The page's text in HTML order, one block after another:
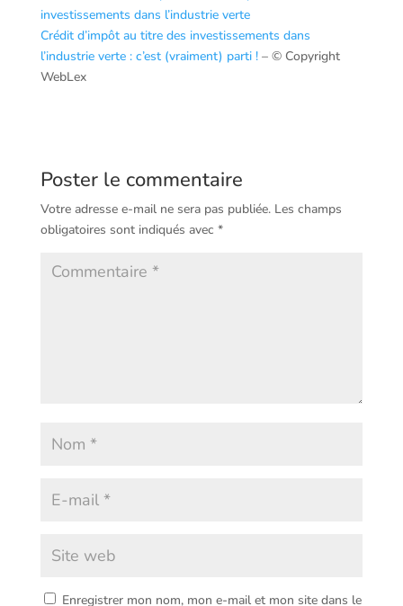
investissements dans l’industrie verte
Crédit d’impôt au titre des investissements dans
l’industrie verte : c’est (vraiment) parti !– © Copyright
WebLex
Poster le commentaire
Votre adresse e-mail ne sera pas publiée. Les champs
obligatoires sont indiqués avec *
Enregistrer mon nom, mon e-mail et mon site dans le